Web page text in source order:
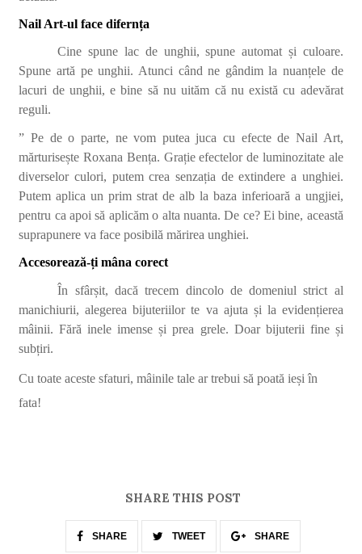
Nail Art-ul face difernța
Cine spune lac de unghii, spune automat și culoare.
Spune artă pe unghii. Atunci când ne gândim la nuanțele de
lacuri de unghii, e bine să nu uităm că nu există cu adevărat
reguli.
” Pe de o parte, ne vom putea juca cu efecte de Nail Art,
mărturisește Roxana Bența. Grație efectelor de luminozitate ale
diverselor culori, putem crea senzația de extindere a unghiei.
Putem aplica un prim strat de alb la baza inferioară a ungjiei,
pentru ca apoi să aplicăm o alta nuanta. De ce? Ei bine, această
suprapunere va face posibilă mărirea unghiei.
Accesorează-ți mâna corect
În sfârșit, dacă trecem dincolo de domeniul strict al
manichiurii, alegerea bijuteriilor te va ajuta și la evidențierea
mâinii. Fără inele imense și prea grele. Doar bijuterii fine și
subțiri.
Cu toate aceste sfaturi, mâinile tale ar trebui să poată ieși în
fata!
SHARE THIS POST
SHARE TWEET SHARE